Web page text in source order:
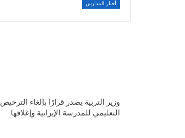
أخبار المدارس
وزير التربية يصدر قرارًا بإلغاء الترخيص
التعليمي للمدرسة الإيرانية وإغلاقها